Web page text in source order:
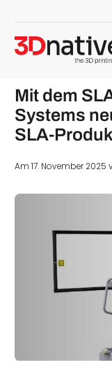
Mit dem
Systems
SLA-
Am 17. November 2025